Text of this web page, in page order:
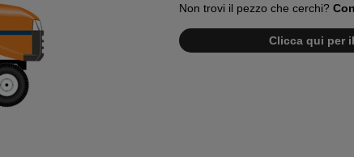
Non trovi il pezzo che cerchi?
Clicca qui per